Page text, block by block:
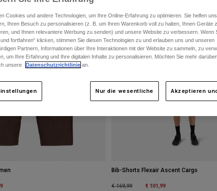
Bib-Shorts Flexair Ascent Cargo
Price reduced from
€ 169,99to € 101,99
Cookies und andere Technologien, um Ihre Online-Erfahrung zu optimieren. Sie helfen
Ihren Besuch zu personalisieren (z. B. um Ihren Warenkorb voll zu halten, Ihnen Geräte
und Ihnen relevantere Werbung zu senden) und unsere Website zu verbessern. Wenn
und fortfahren“ klicken, stimmen Sie diesen Technologien zu und erlauben uns und unseren
Partnern, Informationen über Ihre Interaktionen mit der Website zu sammeln, zu
um Ihre Erfahrung und Ihre digitalen Inhalte zu personalisieren. Möchten Sie mehr
unsere
Datenschutzrichtlinie an.
Nur die wesentliche Akzeptieren